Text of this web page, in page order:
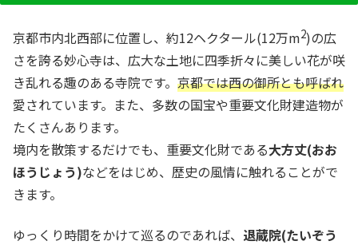
京都市内北西部に位置し、約12ヘクタール(12万m2)の広
さを誇る妙心寺は、広大な土地に四季折々に美しい花が咲
き乱れる趣のある寺院です。 京都では西の御所とも呼ばれ
愛されています。また、多数の国宝や重要文化財建造物が
たくさんあります。
境内を散策するだけでも、重要文化財である大方丈(おお
ほうじょう)などをはじめ、歴史の風情に触れることがで
きます。
ゆっくり時間をかけて巡るのであれば、 退蔵院(たいぞう